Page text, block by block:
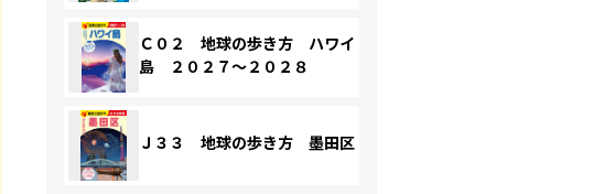
Ｃ０２ 地球の歩き方 ハワイ
島 ２０２７～２０２８
Ｊ３３ 地球の歩き方 墨田区